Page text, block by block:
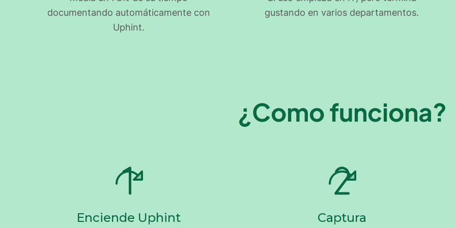
documentando automáticamente con
Uphint.
gustando en varios departamentos.
¿Como funciona?
Enciende Uphint Captura